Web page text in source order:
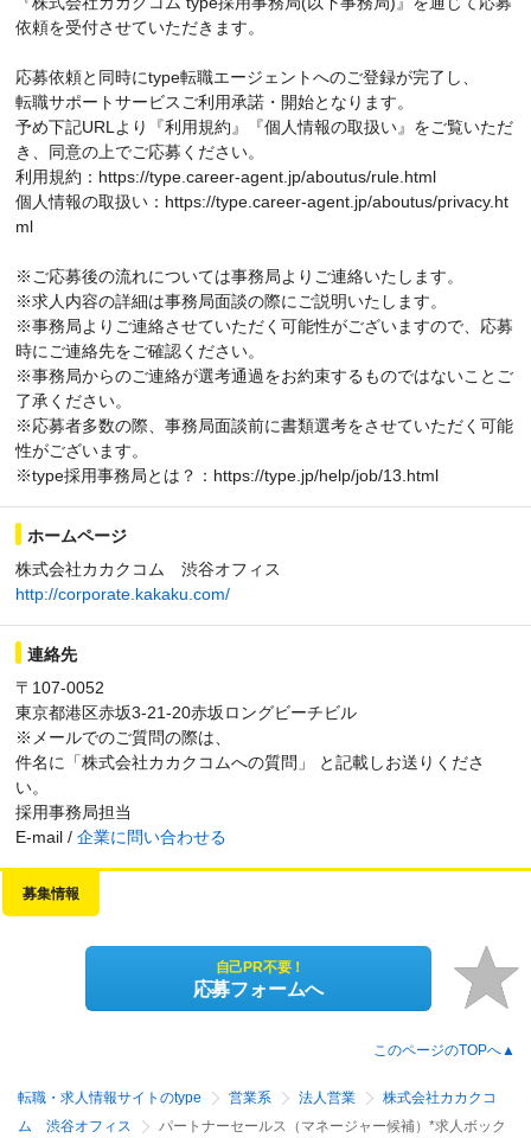
依頼を受付させていただきます。
応募依頼と同時にtype転職エージェントへのご登録が完了し、
転職サポートサービスご利用承諾・開始となります。
予め下記URLより『利用規約』『個人情報の取扱い』をご覧いただ
き、同意の上でご応募ください。
利用規約：https://type.career-agent.jp/aboutus/rule.html
個人情報の取扱い：https://type.career-agent.jp/aboutus/privacy.ht
ml
※ご応募後の流れについては事務局よりご連絡いたします。
※求人内容の詳細は事務局面談の際にご説明いたします。
※事務局よりご連絡させていただく可能性がございますので、応募
時にご連絡先をご確認ください。
※事務局からのご連絡が選考通過をお約束するものではないことご
了承ください。
※応募者多数の際、事務局面談前に書類選考をさせていただく可能
性がございます。
※type採用事務局とは？：https://type.jp/help/job/13.html
ホームページ
株式会社カカクコム 渋谷オフィス
http://corporate.kakaku.com/
連絡先
〒107-0052
東京都港区赤坂3-21-20赤坂ロングビーチビル
※メールでのご質問の際は、
件名に「株式会社カカクコムへの質問」 と記載しお送りくださ
い。
採用事務局担当
E-mail / 企業に問い合わせる
募集情報
自己PR不要！
応募フォームへ
このページのTOPへ▲
転職・求人情報サイトのtype 営業系 法人営業
株式会社カカクコ
ム 渋谷オフィス
パートナーセールス（マネージャー候補）*求人ボック